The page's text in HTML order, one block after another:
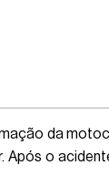
da
Após o